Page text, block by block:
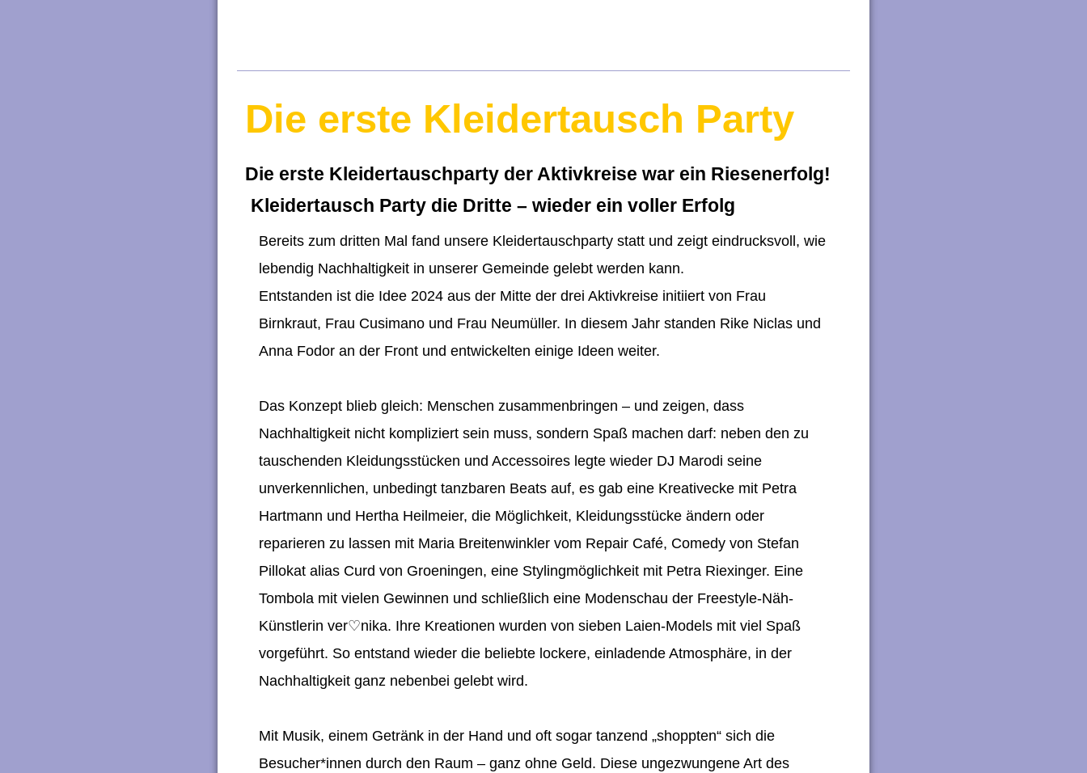
Die erste Kleidertausch Party
Die erste Kleidertauschparty der Aktivkreise war ein Riesenerfolg!
Kleidertausch Party die Dritte – wieder ein voller Erfolg
Bereits zum dritten Mal fand unsere Kleidertauschparty statt und zeigt eindrucksvoll, wie
lebendig Nachhaltigkeit in unserer Gemeinde gelebt werden kann.
Entstanden ist die Idee 2024 aus der Mitte der drei Aktivkreise initiiert von Frau
Birnkraut, Frau Cusimano und Frau Neumüller. In diesem Jahr standen Rike Niclas und
Anna Fodor an der Front und entwickelten einige Ideen weiter.
Das Konzept blieb gleich: Menschen zusammenbringen – und zeigen, dass
Nachhaltigkeit nicht kompliziert sein muss, sondern Spaß machen darf: neben den zu
tauschenden Kleidungsstücken und Accessoires legte wieder DJ Marodi seine
unverkennlichen, unbedingt tanzbaren Beats auf, es gab eine Kreativecke mit Petra
Hartmann und Hertha Heilmeier, die Möglichkeit, Kleidungsstücke ändern oder
reparieren zu lassen mit Maria Breitenwinkler vom Repair Café, Comedy von Stefan
Pillokat alias Curd von Groeningen, eine Stylingmöglichkeit mit Petra Riexinger. Eine
Tombola mit vielen Gewinnen und schließlich eine Modenschau der Freestyle-Näh-
Künstlerin ver♡nika. Ihre Kreationen wurden von sieben Laien-Models mit viel Spaß
vorgeführt. So entstand wieder die beliebte lockere, einladende Atmosphäre, in der
Nachhaltigkeit ganz nebenbei gelebt wird.
Mit Musik, einem Getränk in der Hand und oft sogar tanzend „shoppten“ sich die
Besucher*innen durch den Raum – ganz ohne Geld. Diese ungezwungene Art des